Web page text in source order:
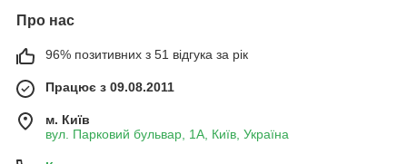
Про нас
96% позитивних з 51 відгука за рік
Працює з 09.08.2011
м. Київ
вул. Парковий бульвар, 1А, Київ, Україна